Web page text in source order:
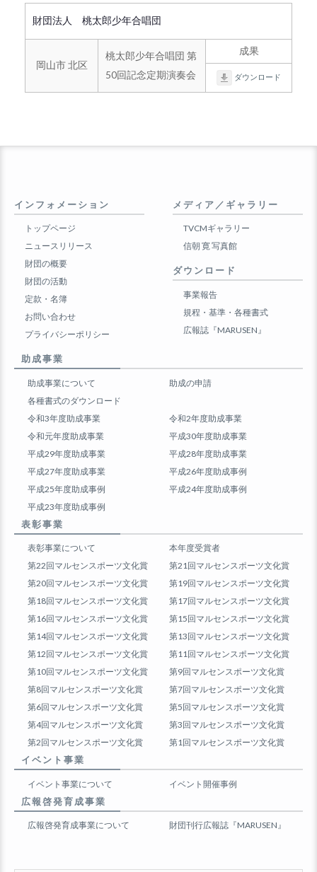
財団法人 桃太郎少年合唱団
岡山市 北区
桃太郎少年合唱団 第
50回記念定期演奏会
成果
ダウンロード
インフォメーション
トップページ
ニュースリリース
財団の概要
財団の活動
定款・名簿
お問い合わせ
プライバシーポリシー
メディア／ギャラリー
TVCMギャラリー
信朝 寛 写真館
ダウンロード
事業報告
規程・基準・各種書式
広報誌『MARUSEN』
助成事業
助成事業について
助成の申請
各種書式のダウンロード
令和3年度助成事業
令和2年度助成事業
令和元年度助成事業
平成30年度助成事業
平成29年度助成事業
平成28年度助成事業
平成27年度助成事業
平成26年度助成事例
平成25年度助成事例
平成24年度助成事例
平成23年度助成事例
表彰事業
表彰事業について
本年度受賞者
第22回マルセンスポーツ文化賞
第21回マルセンスポーツ文化賞
第20回マルセンスポーツ文化賞
第19回マルセンスポーツ文化賞
第18回マルセンスポーツ文化賞
第17回マルセンスポーツ文化賞
第16回マルセンスポーツ文化賞
第15回マルセンスポーツ文化賞
第14回マルセンスポーツ文化賞
第13回マルセンスポーツ文化賞
第12回マルセンスポーツ文化賞
第11回マルセンスポーツ文化賞
第10回マルセンスポーツ文化賞
第9回マルセンスポーツ文化賞
第8回マルセンスポーツ文化賞
第7回マルセンスポーツ文化賞
第6回マルセンスポーツ文化賞
第5回マルセンスポーツ文化賞
第4回マルセンスポーツ文化賞
第3回マルセンスポーツ文化賞
第2回マルセンスポーツ文化賞
第1回マルセンスポーツ文化賞
イベント事業
イベント事業について イベント開催事例
広報啓発育成事業
広報啓発育成事業について 財団刊行広報誌『MARUSEN』